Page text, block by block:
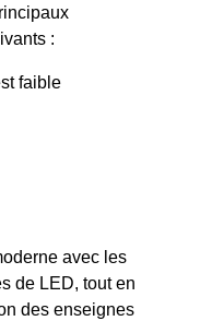
:
faible
avec les
de LED, tout en
des enseignes